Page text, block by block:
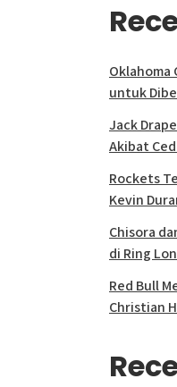
untuk
Jack
Akibat
Rockets
Kevin
Chisora
di Ring
Red Bull
Christian